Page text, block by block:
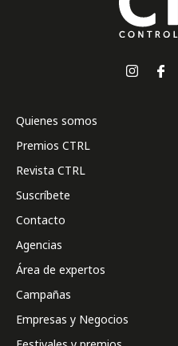
Quienes somos
Premios CTRL
Revista CTRL
Suscríbete
Contacto
Agencias
Área de expertos
Campañas
Empresas y Negocios